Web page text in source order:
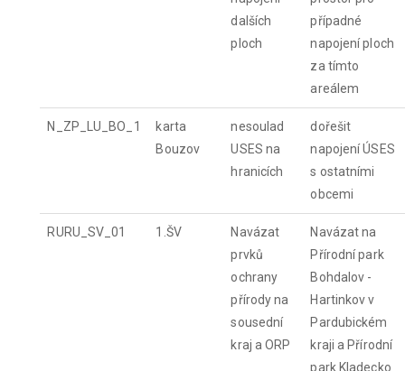
dalších
ploch
případné
napojení ploch
za tímto
areálem
N_ZP_LU_BO_1
karta
Bouzov
nesoulad
USES na
hranicích
dořešit
napojení ÚSES
s ostatními
obcemi
RURU_SV_01 1.ŠV
Navázat
prvků
ochrany
přírody na
sousední
kraj a ORP
Navázat na
Přírodní park
Bohdalov -
Hartinkov v
Pardubickém
kraji a Přírodní
park Kladecko